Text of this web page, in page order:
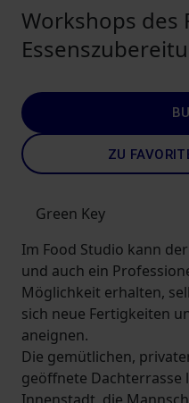
Workshops des
ZU
Green Key
Im Food Studio kann
und auch ein
Möglichkeit erhalten,
sich neue Fertigkeiten
aneignen.
Die gemütlichen,
geöffnete Dachterrasse